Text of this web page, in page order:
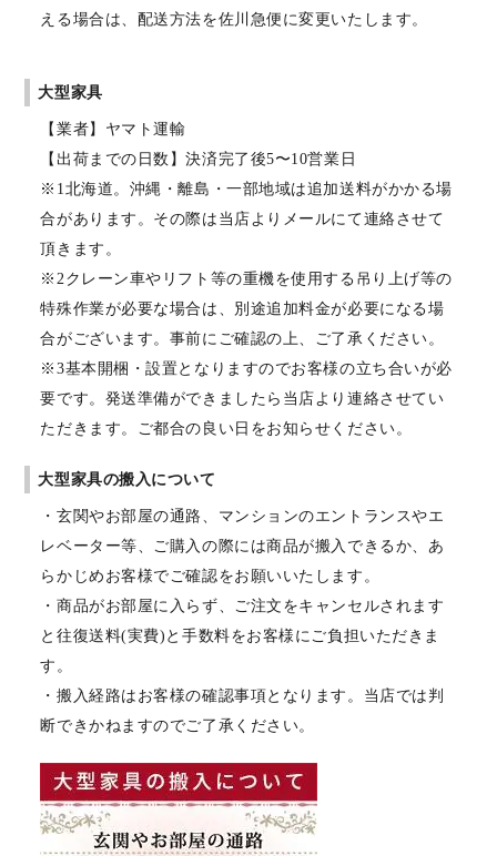
える場合は、配送方法を佐川急便に変更いたします。
大型家具
【業者】ヤマト運輸
【出荷までの日数】決済完了後5〜10営業日
※1北海道。沖縄・離島・一部地域は追加送料がかかる場
合があります。その際は当店よりメールにて連絡させて
頂きます。
※2クレーン車やリフト等の重機を使用する吊り上げ等の
特殊作業が必要な場合は、別途追加料金が必要になる場
合がございます。事前にご確認の上、ご了承ください。
※3基本開梱・設置となりますのでお客様の立ち合いが必
要です。発送準備ができましたら当店より連絡させてい
ただきます。ご都合の良い日をお知らせください。
大型家具の搬入について
・玄関やお部屋の通路、マンションのエントランスやエ
レベーター等、ご購入の際には商品が搬入できるか、あ
らかじめお客様でご確認をお願いいたします。
・商品がお部屋に入らず、ご注文をキャンセルされます
と往復送料(実費)と手数料をお客様にご負担いただきま
す。
・搬入経路はお客様の確認事項となります。当店では判
断できかねますのでご了承ください。